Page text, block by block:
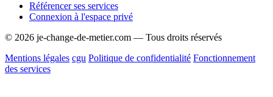
Référencer ses services
Connexion à l'espace privé
© 2026 je-change-de-metier.com — Tous droits réservés
Mentions légales cgu Politique de confidentialité Fonctionnement
des services